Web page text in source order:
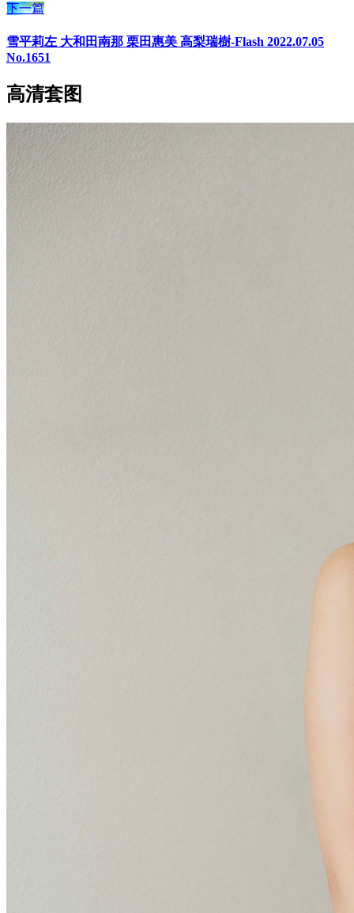
下一篇
雪平莉左 大和田南那 栗田惠美 高梨瑞樹-Flash 2022.07.05
No.1651
高清套图